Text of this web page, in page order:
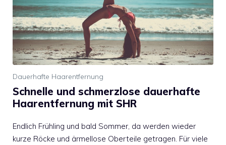
Dauerhafte Haarentfernung
Schnelle und schmerzlose dauerhafte
Haarentfernung mit SHR
Endlich Frühling und bald Sommer, da werden wieder
kurze Röcke und ärmellose Oberteile getragen. Für viele